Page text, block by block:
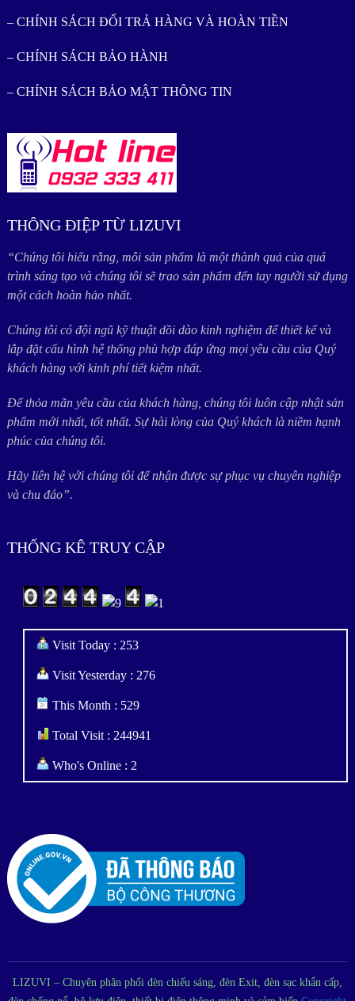
– CHÍNH SÁCH ĐỔI TRẢ HÀNG VÀ HOÀN TIỀN
– CHÍNH SÁCH BẢO HÀNH
– CHÍNH SÁCH BẢO MẬT THÔNG TIN
THÔNG ĐIỆP TỪ LIZUVI
“Chúng tôi hiểu rằng, mỗi sản phẩm là một thành quả của quá
trình sáng tạo và chúng tôi sẽ trao sản phẩm đến tay người sử dụng
một cách hoàn hảo nhất.
Chúng tôi có đội ngũ kỹ thuật dồi dào kinh nghiệm để thiết kế và
lắp đặt cấu hình hệ thống phù hợp đáp ứng mọi yêu cầu của Quý
khách hàng với kinh phí tiết kiệm nhất.
Để thỏa mãn yêu cầu của khách hàng, chúng tôi luôn cập nhật sản
phẩm mới nhất, tốt nhất. Sự hài lòng của Quý khách là niềm hạnh
phúc của chúng tôi.
Hãy liên hệ với chúng tôi để nhận được sự phục vụ chuyên nghiệp
và chu đáo”.
THỐNG KÊ TRUY CẬP
Visit Today : 253
Visit Yesterday : 276
This Month : 529
Total Visit : 244941
Who's Online : 2
LIZUVI – Chuyên phân phối đèn chiếu sáng, đèn Exit, đèn sạc khẩn cấp,